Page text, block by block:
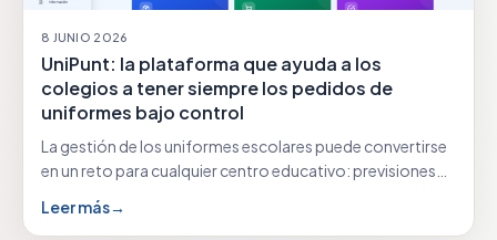
8 JUNIO 2026
UniPunt: la plataforma que ayuda a los
colegios a tener siempre los pedidos de
uniformes bajo control
La gestión de los uniformes escolares puede convertirse
en un reto para cualquier centro educativo: previsiones…
Leer más→